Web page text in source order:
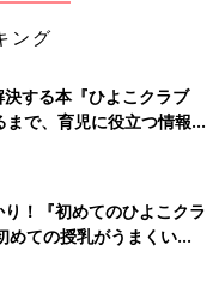
ング
する本『ひよこクラブ
で、育児に役立つ情報が
！『初めてのひよこクラ
めての授乳がうまくい
と夏のトラブル 解決テ